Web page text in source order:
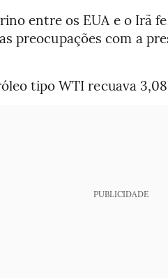
entre os EUA e o Irã
preocupações com a
tipo WTI recuava
PUBLICIDADE